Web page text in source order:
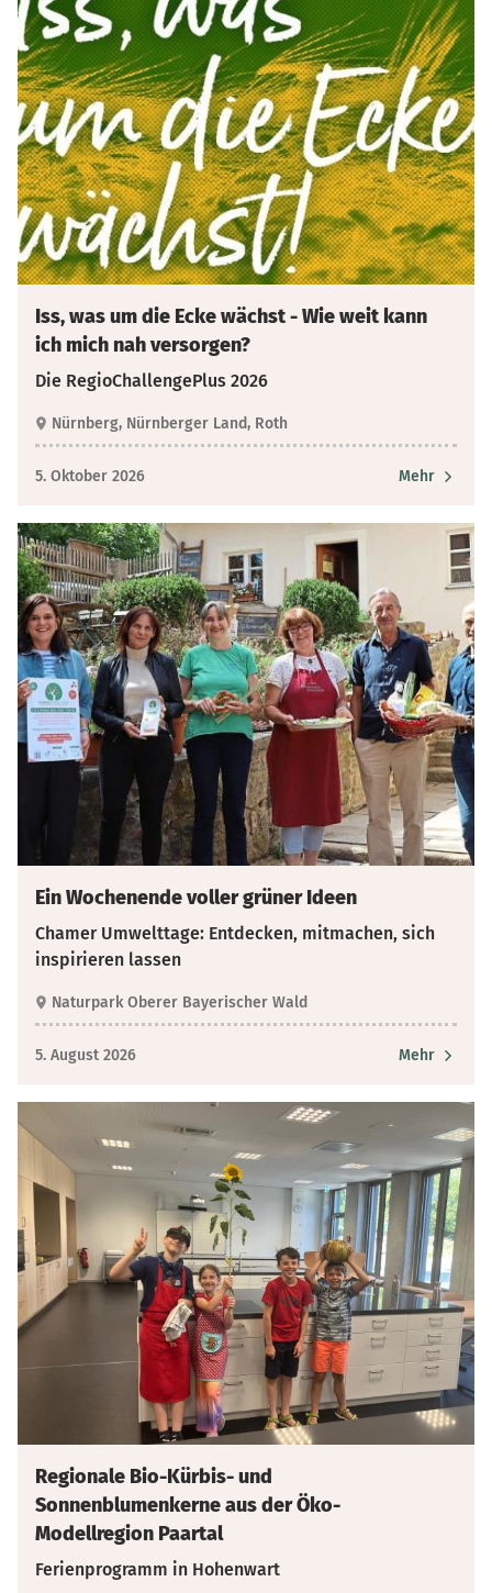
Iss, was um die Ecke wächst - Wie weit kann
ich mich nah versorgen?
Die RegioChallengePlus 2026
Nürnberg, Nürnberger Land, Roth
5. Oktober 2026 Mehr
Ein Wochenende voller grüner Ideen
Chamer Umwelttage: Entdecken, mitmachen, sich
inspirieren lassen
Naturpark Oberer Bayerischer Wald
5. August 2026 Mehr
Regionale Bio-Kürbis- und
Sonnenblumenkerne aus der Öko-
Modellregion Paartal
Ferienprogramm in Hohenwart